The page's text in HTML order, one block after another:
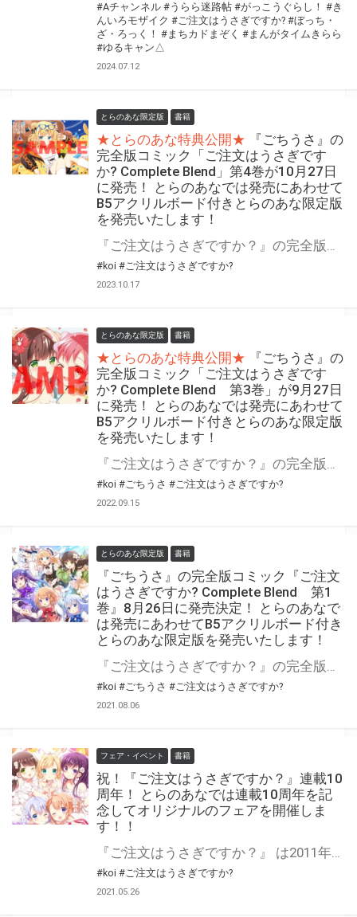
#Aチャンネル #うらら迷路帖 #がっこうぐらし！ #き
んいろモザイク #ご注文はうさぎですか? #ぼっち・
ざ・ろっく！ #まちカドまぞく #まんがタイムきらら
#ゆるキャン△
2024.07.12
とらのあな限定版 書籍
★とらのあな特典公開★
『ごちうさ』の
完全版コミック「ご注文はうさぎです
か? Complete Blend」第4巻が10月27日
に発売！ とらのあなでは発売にあわせて
B5アクリルボード付きとらのあな限定版
を発売いたします！
『ご注文はうさぎですか？』の完全版コミックス第4巻！ 『ごちうさ』の完全版コミック「ご注文はうさぎですか? Complete Blend」第4巻が10月27日に発売決定！ とらのあなでは発売を記念して「B5アクリルボード付き」とらのあな限定版を発売いたします！ とらのあな限定版の数は限られていますので是非お早めにお求めください！
#koi #ご注文はうさぎですか?
2023.10.17
とらのあな限定版 書籍
★とらのあな特典公開★
『ごちうさ』の
完全版コミック「ご注文はうさぎです
か? Complete Blend 第3巻」が9月27日
に発売！ とらのあなでは発売にあわせて
B5アクリルボード付きとらのあな限定版
を発売いたします！
『ご注文はうさぎですか？』の完全版コミックス第3巻！ 『ごちうさ』の完全版コミック『ご注文はうさぎですか? Complete Blend 第3巻』が9月27日に発売決定！ とらのあなでは発売を記念して「B5アクリルボード付き」とらのあな限定版を発売いたします！ とらのあな限定版の数は限られていますので是非お早めにお求めください！
#koi #ごちうさ #ご注文はうさぎですか?
2022.09.15
とらのあな限定版 書籍
『ごちうさ』の完全版コミック『ご注文
はうさぎですか? Complete Blend 第1
巻』8月26日に発売決定！ とらのあなで
は発売にあわせてB5アクリルボード付き
とらのあな限定版を発売いたします！
『ご注文はうさぎですか？』の完全版コミックスが刊行開始! 『ごちうさ』の完全版コミック『ご注文はうさぎですか? Complete Blend 第1巻』8月26日に発売決定！ カバーイラストは新規描き下ろし。雑誌連載時のカラーページは、カラーのまま掲載される完全版は永久保存ものです！ とらのあなでは本作の発売を記念して「B5アクリルボード」付きとらのあな限定版を実施いたします！ とらのあな限定版は数量限定ですのでお見逃しなくっ！！
#koi #ごちうさ #ご注文はうさぎですか?
2021.08.06
フェア・イベント 書籍
祝！『ご注文はうさぎですか？』連載10
周年！ とらのあなでは連載10周年を記
念してオリジナルのフェアを開催しま
す！！
『ご注文はうさぎですか？』 は2011年の連載開始から今年で連載10周年！ とらのあなでは連載10周年を記念してオリジナルフェアを開催いたします！ 特典は過去コミック特典で『Koi』先生が描き下ろした弊社特典限定のカードイラストを、10周年ロゴを使用した『復刻ポストカード』としてご用意！ 更に2巻特典のブックカバー、3巻特典のクリアファイルのイラストを『B5アクリルボード』として製作し、対象書籍とのとらのあな限定版として販売いたします！ 下記配布方法、販売方法をご確認いただき、この機会に是非お買い求めください！ 『ご注文はうさぎですか？』10周年記念ページはこちら↓ https://gochiusa.com/10th/
#koi #ご注文はうさぎですか?
2021.05.26